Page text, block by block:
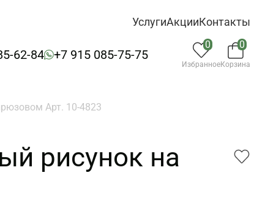
УслугиАкцииКонтакты
62-84 +7 915 085-75-75
0
Избранное
0
Корзина
Арт. 10-4823
рисунок на